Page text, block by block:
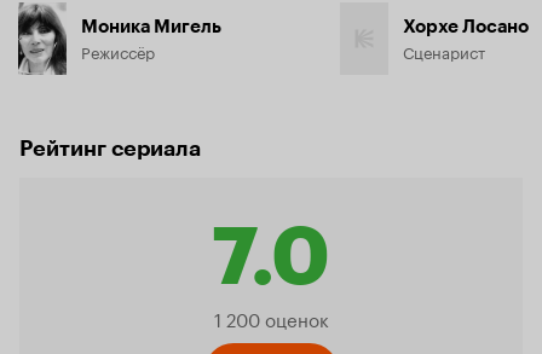
Моника Мигель
Режиссёр
Хорхе Лосано
Сценарист
Рейтинг сериала
7.0
Рейтинг
1 200 оценок